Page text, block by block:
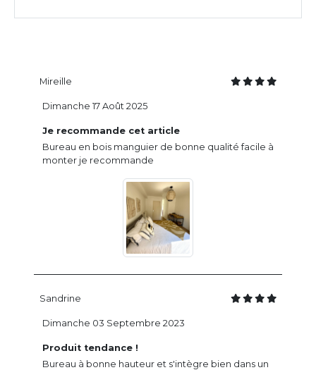
Mireille
Je recommande cet article
Bureau en bois manguier de bonne qualité facile à
monter je recommande
Dimanche 17 Août 2025
Sandrine
Produit tendance !
Bureau à bonne hauteur et s'intègre bien dans un
Dimanche 03 Septembre 2023